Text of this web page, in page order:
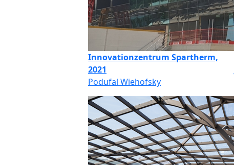
Innovationzentrum Spartherm,
2021
Podufal Wiehofsky